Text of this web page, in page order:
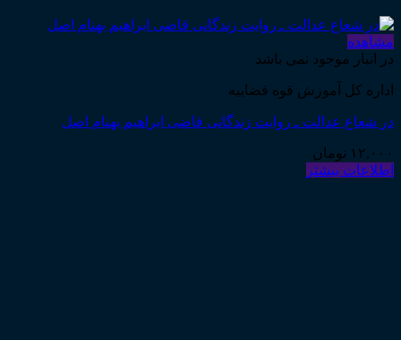
مشاهده
در انبار موجود نمی باشد
اداره کل آموزش قوه قضاییه
در شعاع عدالت ـ روایت زندگانی قاضی ابراهیم بهنام اصل
۱۲,۰۰۰ تومان
اطلاعات بیشتر